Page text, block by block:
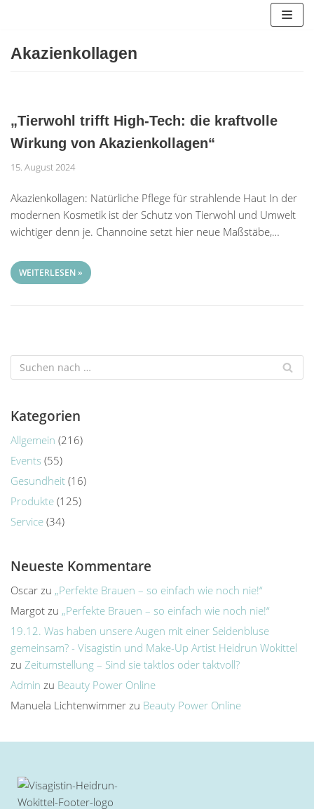
springen
Akazienkollagen
„Tierwohl trifft High-Tech: die kraftvolle
Wirkung von Akazienkollagen“
15. August 2024
Akazienkollagen: Natürliche Pflege für strahlende Haut In der
modernen Kosmetik ist der Schutz von Tierwohl und Umwelt
wichtiger denn je. Channoine setzt hier neue Maßstäbe,…
WEITERLESEN »
Kategorien
Allgemein (216)
Events (55)
Gesundheit (16)
Produkte (125)
Service (34)
Neueste Kommentare
Oscar zu „Perfekte Brauen – so einfach wie noch nie!“
Margot zu „Perfekte Brauen – so einfach wie noch nie!“
19.12. Was haben unsere Augen mit einer Seidenbluse
gemeinsam? - Visagistin und Make-Up Artist Heidrun Wokittel
zu Zeitumstellung – Sind sie taktlos oder taktvoll?
Admin zu Beauty Power Online
Manuela Lichtenwimmer zu Beauty Power Online